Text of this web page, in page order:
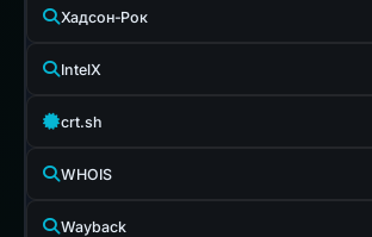
Хадсон-Рок
IntelX
crt.sh
WHOIS
Wayback